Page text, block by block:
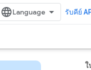
รับคีย์
ใ